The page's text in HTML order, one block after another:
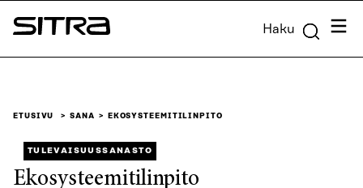
Siirry
suoraan
Sitra Haku
ETUSIVU SANA EKOSYSTEEMITILINPITO
TULEVAISUUSSANASTO
Ekosysteemitilinpito